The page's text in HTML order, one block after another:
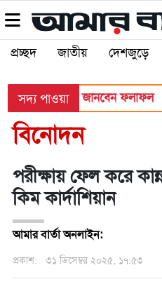
প্রচ্ছদ জাতীয় দেশজুড়ে
সদ্য পাওয়া
যেভাবে জানবেন ফলাফল
বিনোদন
পরীক্ষায় ফেল করে
কিম কার্দাশিয়ান
আমার বার্তা অনলাইন:
প্রকাশ: ৩১ ডিসেম্বর ২০২৫, ১৭:৫৩